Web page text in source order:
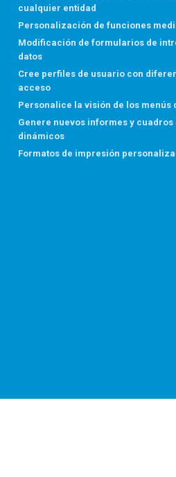
cualquier entidad
Personalización de funciones
Modificación de formularios de
datos
Cree perfiles de usuario con
acceso
Personalice la visión de los menús
Genere nuevos informes y cuadros
dinámicos
Formatos de impresión